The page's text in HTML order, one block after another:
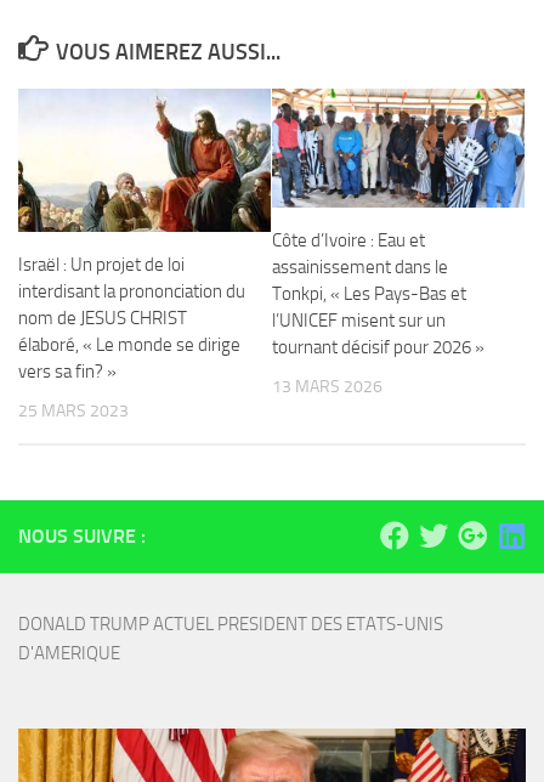
VOUS AIMEREZ AUSSI...
Israël : Un projet de loi
interdisant la prononciation du
nom de JESUS CHRIST
élaboré, « Le monde se dirige
vers sa fin? »
25 MARS 2023
Côte d’Ivoire : Eau et
assainissement dans le
Tonkpi, « Les Pays-Bas et
l’UNICEF misent sur un
tournant décisif pour 2026 »
13 MARS 2026
NOUS SUIVRE :
DONALD TRUMP ACTUEL PRESIDENT DES ETATS-UNIS
D'AMERIQUE